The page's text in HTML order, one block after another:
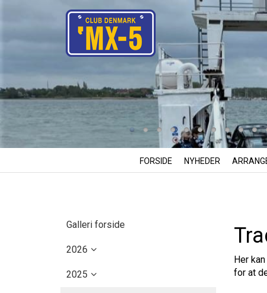
FORSIDE NYHEDER
Galleri forside
2026
2025
Her
for at